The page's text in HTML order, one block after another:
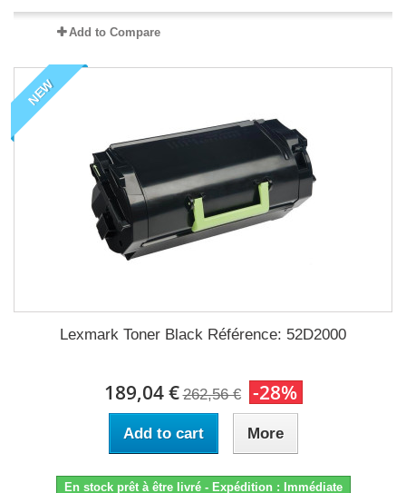
Add to Compare
NEW
Lexmark Toner Black Référence: 52D2000
189,04 € 262,56 € -28%
Add to cart More
En stock prêt à être livré - Expédition : Immédiate